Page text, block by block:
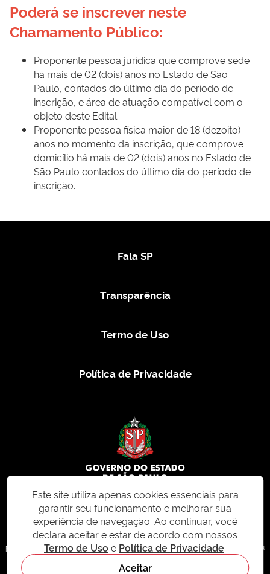
Poderá se inscrever neste
Chamamento Público:
Proponente pessoa jurídica que comprove sede
há mais de 02 (dois) anos no Estado de São
Paulo, contados do último dia do período de
inscrição, e área de atuação compatível com o
objeto deste Edital.
Proponente pessoa física maior de 18 (dezoito)
anos no momento da inscrição, que comprove
domicílio há mais de 02 (dois) anos no Estado de
São Paulo contados do último dia do período de
inscrição.
Fala SP
Transparência
Termo de Uso
Política de Privacidade
© 2026 CMS.SP.GOV.BR. Todos os direitos reservados.
Este site e todo o seu conteúdo, incluindo textos, imagens e design, são
protegidos por direitos autorais e não podem ser reproduzidos, distribuídos ou
modificados sem permissão expressa. Para mais informações ou para
solicitações de uso, acesse nosso site
Este site utiliza apenas cookies essenciais para
garantir seu funcionamento e melhorar sua
experiência de navegação. Ao continuar, você
declara aceitar e estar de acordo com nossos
Termo de Uso e Política de Privacidade.
Aceitar